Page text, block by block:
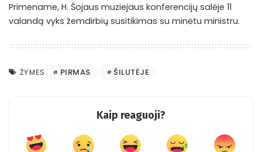
Primename, H. Šojaus muziejaus konferencijų salėje 11
valandą vyks žemdirbių susitikimas su minėtu ministru.
ŽYMĖS PIRMAS ŠILUTĖJE
Kaip reaguoji?